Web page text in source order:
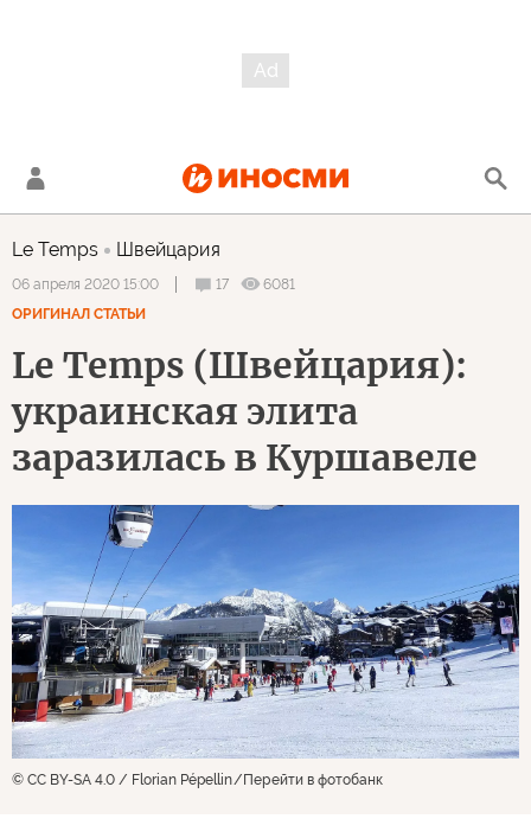
Le Temps Швейцария
06 апреля 2020 15:00 17
6081
ОРИГИНАЛ СТАТЬИ
Le Temps (Швейцария):
украинская элита
заразилась в Куршавеле
© CC BY-SA 4.0 / Florian Pépellin Перейти в фотобанк